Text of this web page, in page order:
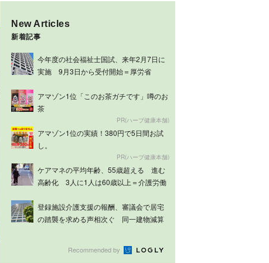
New Articles
新着記事
今年度の社会福祉士国試、来年2月7日に
実施 9月3日から受付開始＝厚労省
アマゾン1位「このお茶ガチです」噂のお
茶
PR(ハーブ健康本舗)
アマゾン1位の実績！380円で5日間お試
し。
PR(ハーブ健康本舗)
ケアマネの平均年齢、55歳超える 進む
高齢化 3人に1人は60歳以上＝介護労働
登録施設介護支援の報酬、審議会で居宅
の踏襲を求める声相次ぐ 同一建物減算
Recommended by